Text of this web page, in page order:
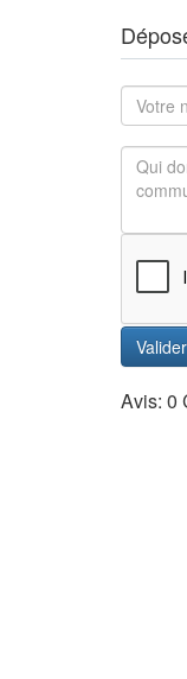
Valider
Avis: 0